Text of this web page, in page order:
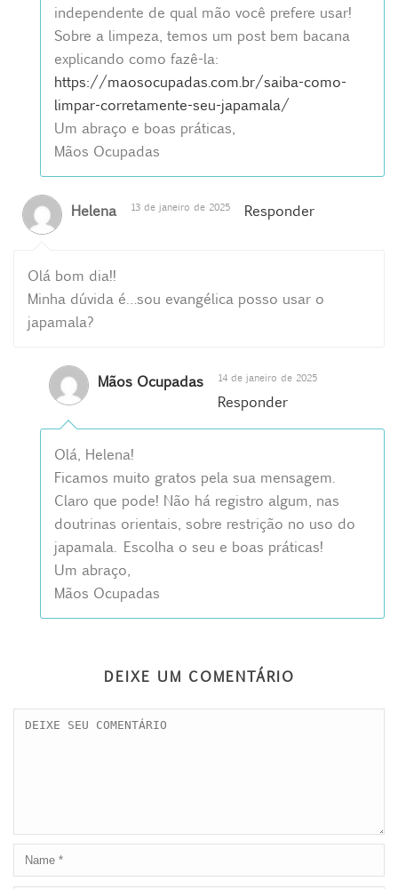
independente de qual mão você prefere usar!
Sobre a limpeza, temos um post bem bacana
explicando como fazê-la:
https://maosocupadas.com.br/saiba-como-
limpar-corretamente-seu-japamala/
Um abraço e boas práticas,
Mãos Ocupadas
Helena 13 de janeiro de 2025 Responder
Olá bom dia!!
Minha dúvida é…sou evangélica posso usar o
japamala?
Mãos Ocupadas 14 de janeiro de 2025
Responder
Olá, Helena!
Ficamos muito gratos pela sua mensagem.
Claro que pode! Não há registro algum, nas
doutrinas orientais, sobre restrição no uso do
japamala. Escolha o seu e boas práticas!
Um abraço,
Mãos Ocupadas
DEIXE UM COMENTÁRIO